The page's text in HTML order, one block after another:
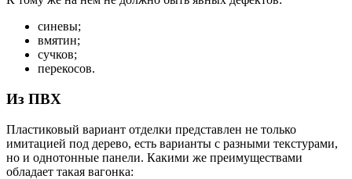
синевы;
вмятин;
сучков;
перекосов.
Из ПВХ
Пластиковый вариант отделки представлен не только
имитацией под дерево, есть варианты с разными текстурами,
но и однотонные панели. Какими же преимуществами
обладает такая вагонка: